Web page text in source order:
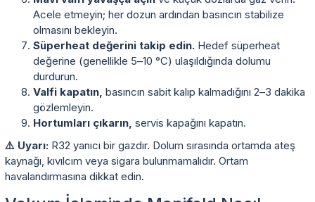
Acele etmeyin; her dozun ardından basıncın stabilize
olmasını bekleyin.
Süperheat değerini takip edin. Hedef süperheat
değerine (genellikle 5–10 °C) ulaşıldığında dolumu
durdurun.
Valfi kapatın, basıncın sabit kalıp kalmadığını 2–3 dakika
gözlemleyin.
Hortumları çıkarın, servis kapağını kapatın.
⚠️ Uyarı: R32 yanıcı bir gazdır. Dolum sırasında ortamda ateş
kaynağı, kıvılcım veya sigara bulunmamalıdır. Ortam
havalandırmasına dikkat edin.